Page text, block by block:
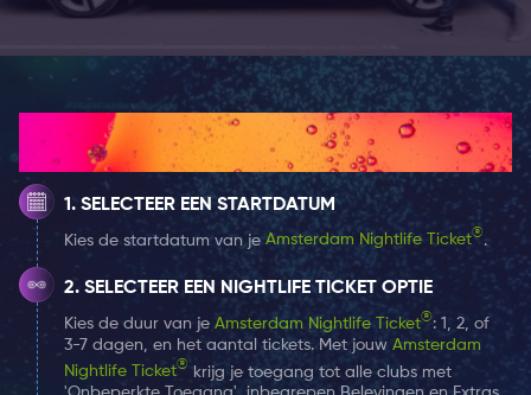
logistieke problemen.
De taxirit was in 2013 niet alleen duur, maar het
duurde ook onredelijk lang om een taxi te
bemachtigen, wat resulteerde in een vreselijk slechte
klantervaring. In een poging om dit probleem op te
lossen, bouwde Markus Villig (toen 19-jarige) de eerste
versie van de Bolt-app. Het product werd gelanceerd
met 50 chauffeurs aan boord, die hij persoonlijk
rekruteerde en meteen succesvol was. Tot op de dag
van vandaag is Bolt nu het snelst groeiende
vervoerders platform ter wereld, met meer dan 50
miljoen gebruikers in meer dan 40 landen. Bolt biedt
Hoe het werkt
SELECTEER EEN STARTDATUM
Kies de startdatum van je Amsterdam Nightlife Ticket®.
SELECTEER EEN NIGHTLIFE TICKET OPTIE
Kies de duur van je Amsterdam Nightlife Ticket®: 1, 2, of
3-7 dagen, en het aantal tickets. Met jouw Amsterdam
Nightlife Ticket® krijg je toegang tot alle clubs met